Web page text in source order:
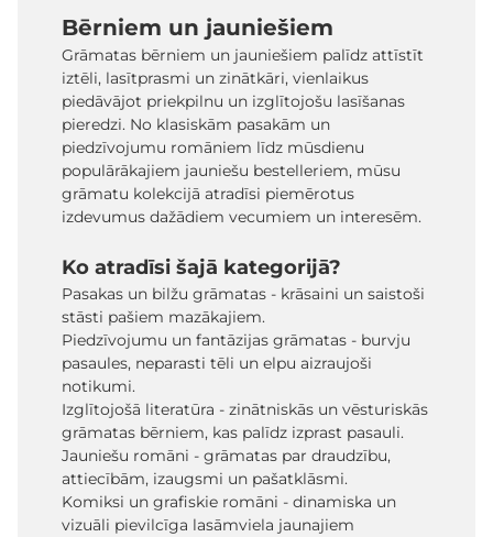
Bērniem un jauniešiem
Grāmatas bērniem un jauniešiem palīdz attīstīt
iztēli, lasītprasmi un zinātkāri, vienlaikus
piedāvājot priekpilnu un izglītojošu lasīšanas
pieredzi. No klasiskām pasakām un
piedzīvojumu romāniem līdz mūsdienu
populārākajiem jauniešu bestelleriem, mūsu
grāmatu kolekcijā atradīsi piemērotus
izdevumus dažādiem vecumiem un interesēm.
Ko atradīsi šajā kategorijā?
Pasakas un bilžu grāmatas - krāsaini un saistoši
stāsti pašiem mazākajiem.
Piedzīvojumu un fantāzijas grāmatas - burvju
pasaules, neparasti tēli un elpu aizraujoši
notikumi.
Izglītojošā literatūra - zinātniskās un vēsturiskās
grāmatas bērniem, kas palīdz izprast pasauli.
Jauniešu romāni - grāmatas par draudzību,
attiecībām, izaugsmi un pašatklāsmi.
Komiksi un grafiskie romāni - dinamiska un
vizuāli pievilcīga lasāmviela jaunajiem